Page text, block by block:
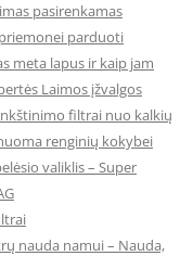
pasirenkamas
parduoti
meta lapus ir kaip jam
Laimos įžvalgos
filtrai nuo kalkių
renginių kokybei
valiklis – Super
nauda namui – Nauda,